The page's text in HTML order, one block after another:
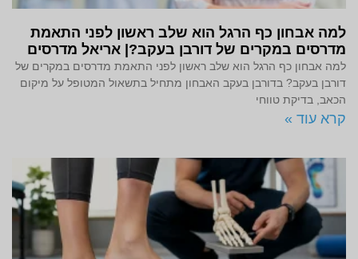
למה אבחון כף הרגל הוא שלב ראשון לפני התאמת
מדרסים במקרים של דורבן בעקב?| אריאל מדרסים
למה אבחון כף הרגל הוא שלב ראשון לפני התאמת מדרסים במקרים של
דורבן בעקב? בדורבן בעקב האבחון מתחיל בתשאול המטופל על מיקום
הכאב, בדיקת טווחי
קרא עוד »